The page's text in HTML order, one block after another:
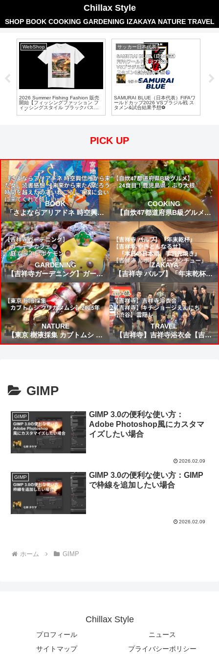
Chillax Style
SHOP BOOK COOKING GARDENING IZAKAYA NATURE TRAVEL
WebShop
2026 Summer Fishing Fashion 販売
開始【フィッシングファッション フ
ィッシングスタイル ブラックバス釣
り】フルカラー
サッカー日本代表
SAMURAI BLUE（日本代表）FIFAワ
ールドカップ2026 VSブラジル戦 ス
タメン&試合結果予想⚽
PICK UP
BOOK
「さよならアリアドネ 時空興信
所から来た女」読書感想 ～未来
から来たんだろう時間を越えた
の凄いねこうして僕に会いに来
てくれて嬉しい～
COOKING
【自炊47都道府県B級グルメ】
24食目！鹿児島県：ぶり大根
GARDENING
【吉祥寺ガーデニング】ガーデ
ンカフェ☕庭でミスド ポケモン
🍩
IZAKAYA
【吉祥寺 バルブ】「年末乾杯」
【吉祥寺 やきとんなるせ】「本
日の日本酒、手羽先焼き」【吉
祥寺 ルポ】「ビーフシチュー」
NATURE
【東京 樹液採集 カブトムシ ク
ワガタムシ】2025年
TRAVEL
【吉祥寺】吉祥寺浴衣会【吉祥
寺】キチジョージえんにち【渋
GIMP
GIMP
GIMP 3.0の便利な使い方：
Adobe Photoshop風にカスタマ
イズしたい場合
2026.02.09
GIMP
GIMP 3.0の便利な使い方：GIMP
で枠線を追加したい場合
2026.02.09
ホーム GIMP
Chillax Style
プロフィール
ニュース
サイトマップ
プライバシーポリシー